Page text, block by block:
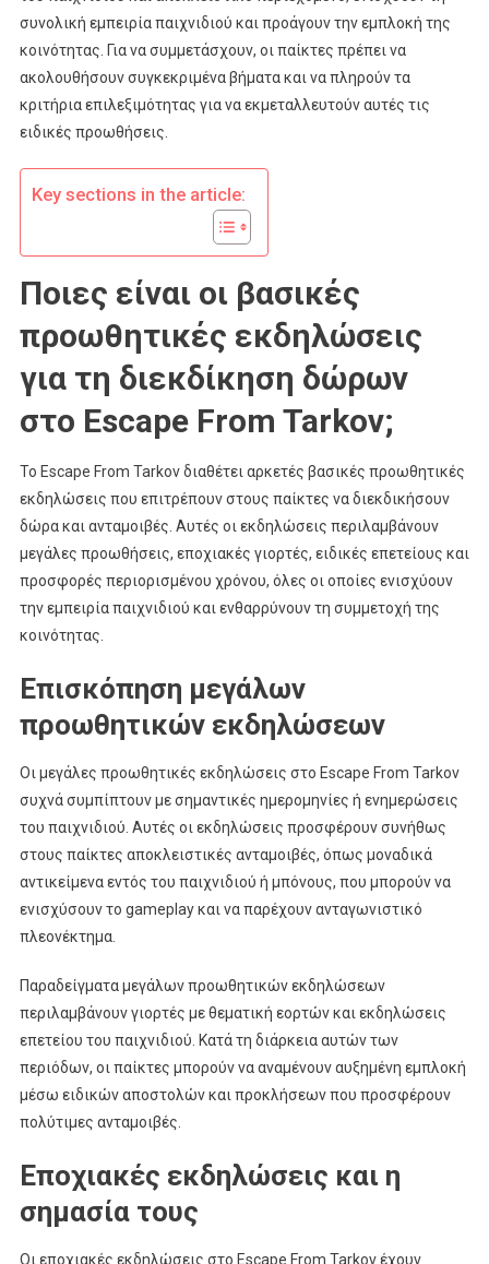
Προσφορές,
Προσφορές
συνολική εμπειρία παιχνιδιού και προάγουν την εμπλοκή της
κοινότητας. Για να συμμετάσχουν, οι παίκτες πρέπει να
ακολουθήσουν συγκεκριμένα βήματα και να πληρούν τα
κριτήρια επιλεξιμότητας για να εκμεταλλευτούν αυτές τις
ειδικές προωθήσεις.
Key sections in the article:
Ποιες είναι οι βασικές
προωθητικές εκδηλώσεις
για τη διεκδίκηση δώρων
στο Escape From Tarkov;
Το Escape From Tarkov διαθέτει αρκετές βασικές προωθητικές
εκδηλώσεις που επιτρέπουν στους παίκτες να διεκδικήσουν
δώρα και ανταμοιβές. Αυτές οι εκδηλώσεις περιλαμβάνουν
μεγάλες προωθήσεις, εποχιακές γιορτές, ειδικές επετείους και
προσφορές περιορισμένου χρόνου, όλες οι οποίες ενισχύουν
την εμπειρία παιχνιδιού και ενθαρρύνουν τη συμμετοχή της
κοινότητας.
Επισκόπηση μεγάλων
προωθητικών εκδηλώσεων
Οι μεγάλες προωθητικές εκδηλώσεις στο Escape From Tarkov
συχνά συμπίπτουν με σημαντικές ημερομηνίες ή ενημερώσεις
του παιχνιδιού. Αυτές οι εκδηλώσεις προσφέρουν συνήθως
στους παίκτες αποκλειστικές ανταμοιβές, όπως μοναδικά
αντικείμενα εντός του παιχνιδιού ή μπόνους, που μπορούν να
ενισχύσουν το gameplay και να παρέχουν ανταγωνιστικό
πλεονέκτημα.
Παραδείγματα μεγάλων προωθητικών εκδηλώσεων
περιλαμβάνουν γιορτές με θεματική εορτών και εκδηλώσεις
επετείου του παιχνιδιού. Κατά τη διάρκεια αυτών των
περιόδων, οι παίκτες μπορούν να αναμένουν αυξημένη εμπλοκή
μέσω ειδικών αποστολών και προκλήσεων που προσφέρουν
πολύτιμες ανταμοιβές.
Εποχιακές εκδηλώσεις και η
σημασία τους
Οι εποχιακές εκδηλώσεις στο Escape From Tarkov έχουν